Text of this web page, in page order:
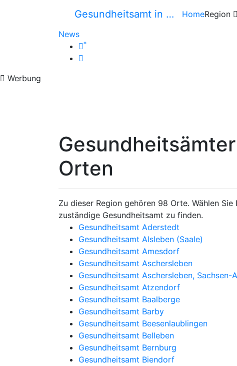
Gesundheitsamt in … HomeRegion
News
*
Werbung
Orten
Zu dieser Region gehören 98 Orte. Wählen
zuständige Gesundheitsamt zu finden.
Gesundheitsamt Aderstedt
Gesundheitsamt Alsleben (Saale)
Gesundheitsamt Amesdorf
Gesundheitsamt Aschersleben
Gesundheitsamt Aschersleben, Sachsen-
Gesundheitsamt Atzendorf
Gesundheitsamt Baalberge
Gesundheitsamt Barby
Gesundheitsamt Beesenlaublingen
Gesundheitsamt Belleben
Gesundheitsamt Bernburg
Gesundheitsamt Biendorf